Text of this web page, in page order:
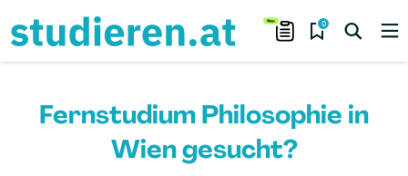
0
Fernstudium Philosophie in
Wien gesucht?